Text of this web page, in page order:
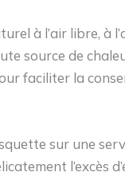
à l’air libre, à
source de
faciliter la
sur une
l’excès